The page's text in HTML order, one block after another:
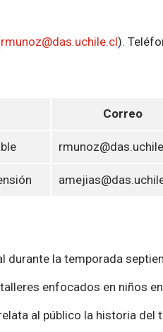
rmunoz@das.uchile.cl).
Correo
durante la temporada
enfocados en niños
al público la historia